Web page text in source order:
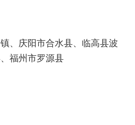
、庆阳市合水县、临高县波
福州市罗源县